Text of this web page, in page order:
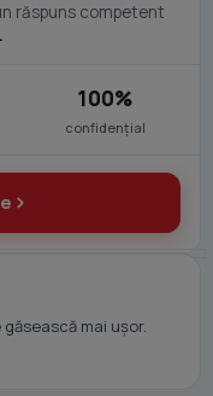
răspuns competent
100%
confidențial
mai ușor.